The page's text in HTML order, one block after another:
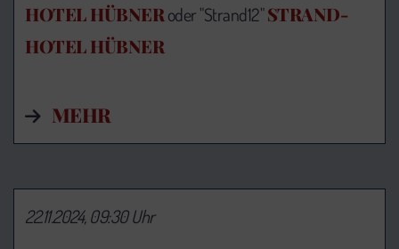
HOTEL HÜBNERoder "Strand12"STRAND-
HOTEL HÜBNER
MEHR
22.11.2024, 09:30 Uhr